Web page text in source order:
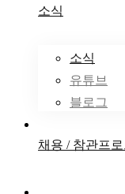
소식
소식
유튜브
블로그
채용 / 참관프